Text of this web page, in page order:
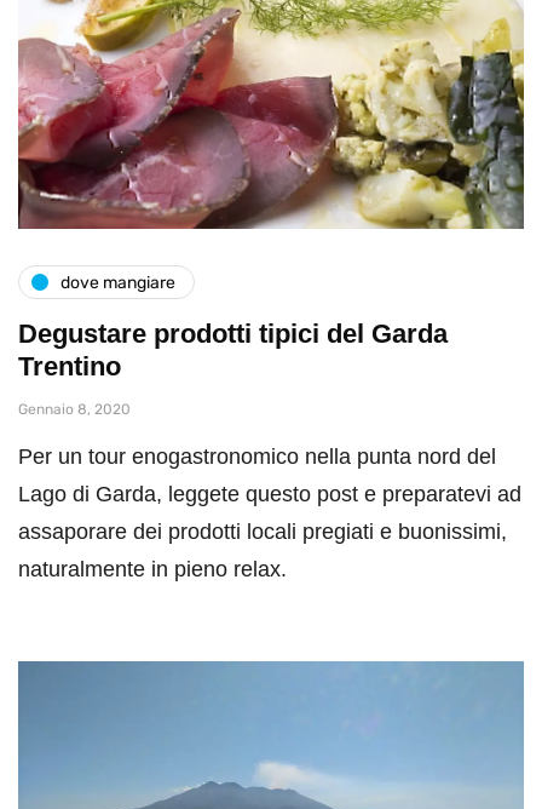
dove mangiare
Degustare prodotti tipici del Garda
Trentino
Gennaio 8, 2020
Per un tour enogastronomico nella punta nord del
Lago di Garda, leggete questo post e preparatevi ad
assaporare dei prodotti locali pregiati e buonissimi,
naturalmente in pieno relax.